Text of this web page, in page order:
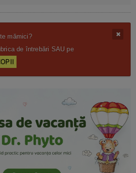
mămici?
de întrebări SAU pe